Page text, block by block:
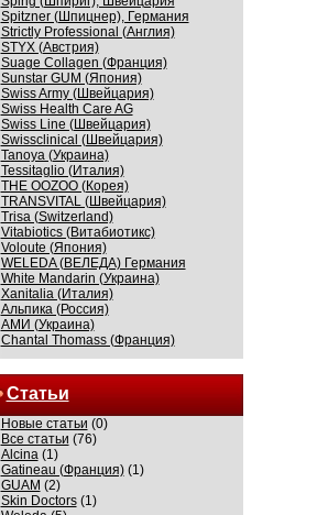
Spitzner (Шпицнер), Германия
Strictly Professional (Англия)
STYX (Австрия)
Suage Collagen (Франция)
Sunstar GUM (Япония)
Swiss Army (Швейцария)
Swiss Health Care AG
Swiss Line (Швейцария)
Swissсlinical (Швейцария)
Tanoya (Украина)
Tessitaglio (Италия)
THE OOZOO (Корея)
TRANSVITAL (Швейцария)
Trisa (Switzerland)
Vitabiotics (Витабиотикс)
Voloute (Япония)
WELEDA (ВЕЛЕДА) Германия
White Mandarin (Украина)
Xanitalia (Италия)
Альпика (Россия)
АМИ (Украина)
Сhantal Thomass (Франция)
Статьи
Новые статьи (0)
Все статьи (76)
Alcina(1)
Gatineau (Франция)(1)
GUAM (2)
Skin Doctors(1)